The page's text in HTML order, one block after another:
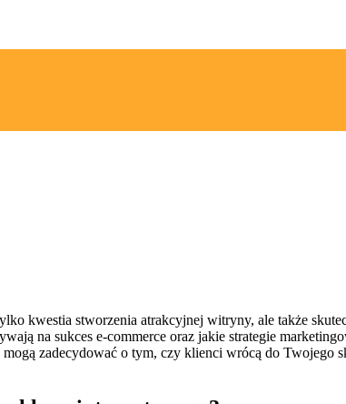
kwestia stworzenia atrakcyjnej witryny, ale także
na sukces e-commerce oraz jakie strategie
zadecydować o tym, czy klienci wrócą do